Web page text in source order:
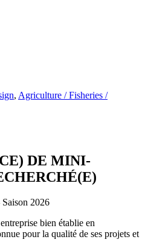
, Agriculture / Fisheries /
DE MINI-
2026
bien établie en
pour la qualité de ses projets et